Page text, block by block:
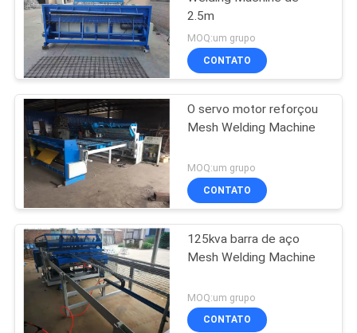
2.5m
MOQ:um grupo
CONTATO
O servo motor reforçou
Mesh Welding Machine
MOQ:um grupo
CONTATO
125kva barra de aço
Mesh Welding Machine
MOQ:um grupo
CONTATO